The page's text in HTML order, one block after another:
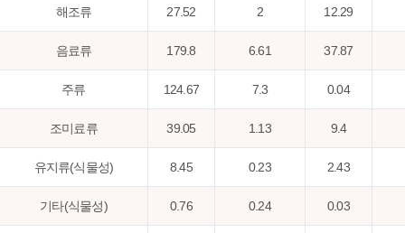
해조류 27.52 2 12.29
음료류 179.8 6.61 37.87
주류 124.67 7.3 0.04
조미료류 39.05 1.13 9.4
유지류(식물성) 8.45 0.23 2.43
기타(식물성) 0.76 0.24 0.03